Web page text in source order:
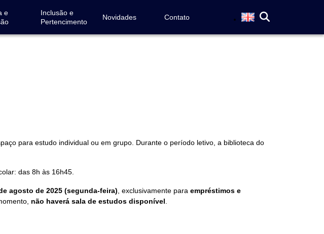
e
Inclusão e
Pertencimento
Novidades Contato
para estudo individual ou em grupo. Durante o período letivo, a biblioteca do
das 8h às 16h45.
agosto de 2025 (segunda-feira) , exclusivamente para empréstimos e
não haverá sala de estudos disponível